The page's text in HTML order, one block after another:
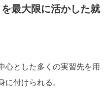
最大限に活かした就
心とした多くの実習先を用
付けられる。